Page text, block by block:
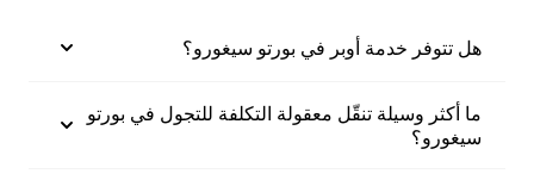
هل تتوفر خدمة أوبر في بورتو سيغورو؟
ما أكثر وسيلة تنقّل معقولة التكلفة للتجول في بورتو
سيغورو؟